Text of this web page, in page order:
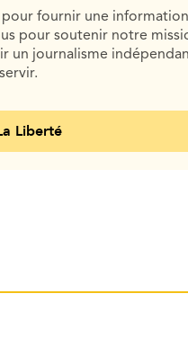
fournir une
pour soutenir notre
un journalisme
Liberté